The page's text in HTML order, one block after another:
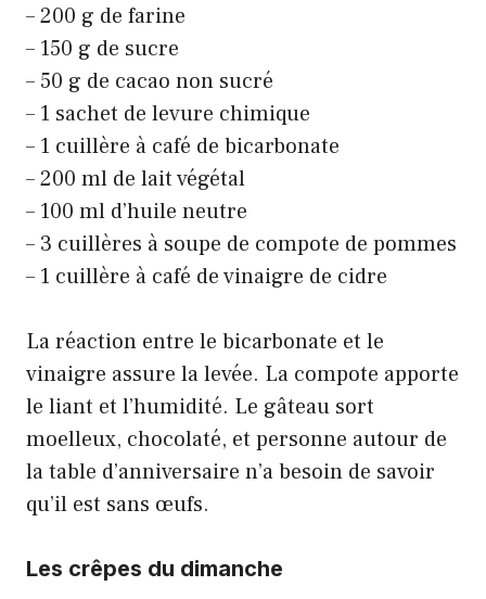
– 200 g de farine
– 150 g de sucre
– 50 g de cacao non sucré
– 1 sachet de levure chimique
– 1 cuillère à café de bicarbonate
– 200 ml de lait végétal
– 100 ml d’huile neutre
– 3 cuillères à soupe de compote de pommes
– 1 cuillère à café de vinaigre de cidre
La réaction entre le bicarbonate et le
vinaigre assure la levée. La compote apporte
le liant et l’humidité. Le gâteau sort
moelleux, chocolaté, et personne autour de
la table d’anniversaire n’a besoin de savoir
qu’il est sans œufs.
Les crêpes du dimanche